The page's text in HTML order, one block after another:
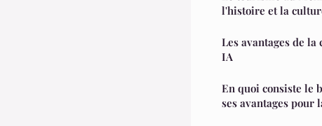
l'histoire et la
Les avantages de la
IA
En quoi consiste le
ses avantages pour